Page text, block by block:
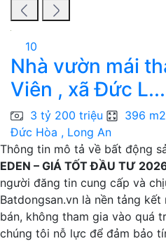
10
Nhà vườn mái
Viên , xã Đức L...
3 tỷ 200 triệu
396 m2
Đức Hòa , Long An
Thông tin mô tả về bất động
EDEN – GIÁ TỐT ĐẦU TƯ
người đăng tin cung cấp và
Batdongsan.vn là nền tảng
bán, không tham gia vào quá
chúng tôi nỗ lực để đảm bảo